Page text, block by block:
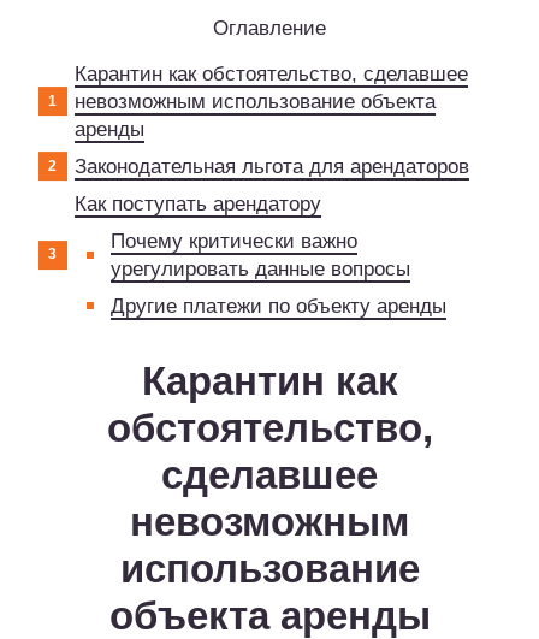
Оглавление
Карантин как обстоятельство, сделавшее
невозможным использование объекта
аренды
Законодательная льгота для арендаторов
Как поступать арендатору
Почему критически важно
урегулировать данные вопросы
Другие платежи по объекту аренды
Карантин как
обстоятельство,
сделавшее
невозможным
использование
объекта аренды